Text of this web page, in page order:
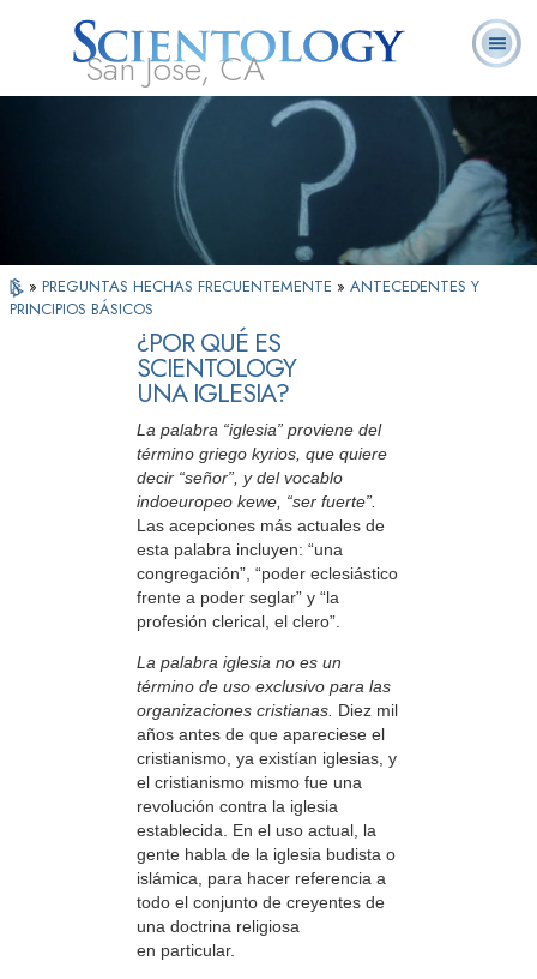
San Jose, CA
¿Qué es
Scientology?
Ministros
Voluntarios
Preguntas
Frecuentes
» PREGUNTAS HECHAS FRECUENTEMENTE » ANTECEDENTES Y
PRINCIPIOS BÁSICOS
¿POR QUÉ ES
SCIENTOLOGY
UNA IGLESIA?
La palabra “iglesia” proviene del
término griego kyrios, que quiere
decir “señor”, y del vocablo
indoeuropeo kewe, “ser fuerte”.
Las acepciones más actuales de
esta palabra incluyen: “una
congregación”, “poder eclesiástico
frente a poder seglar” y “la
profesión clerical, el clero”.
La palabra iglesia no es un
término de uso exclusivo para las
organizaciones cristianas. Diez mil
años antes de que apareciese el
cristianismo, ya existían iglesias, y
el cristianismo mismo fue una
revolución contra la iglesia
establecida. En el uso actual, la
gente habla de la iglesia budista o
islámica, para hacer referencia a
todo el conjunto de creyentes de
una doctrina religiosa
en particular.